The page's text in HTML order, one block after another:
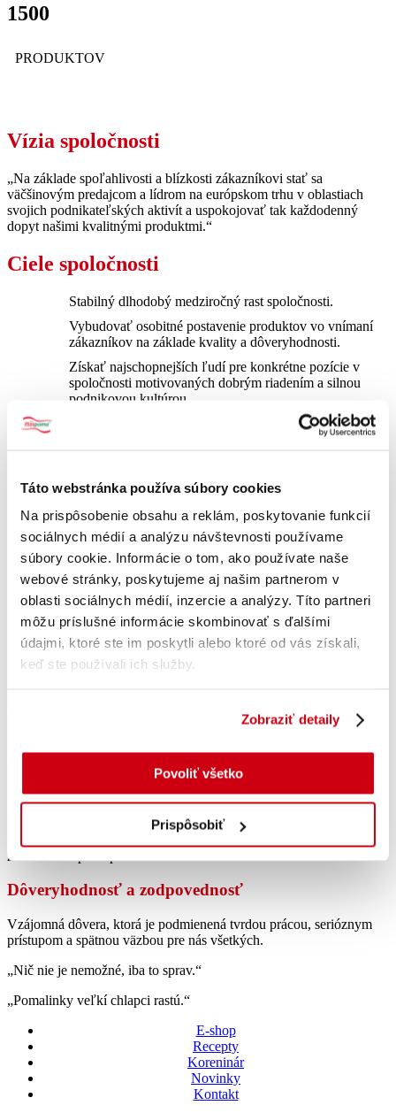
Táto webstránka používa súbory cookies
Na prispôsobenie obsahu a reklám, poskytovanie funkcií
sociálnych médií a analýzu návštevnosti používame
súbory cookie. Informácie o tom, ako používate naše
webové stránky, poskytujeme aj našim partnerom v
oblasti sociálnych médií, inzercie a analýzy. Títo partneri
môžu príslušné informácie skombinovať s ďalšími
údajmi, ktoré ste im poskytli alebo ktoré od vás získali,
keď ste používali ich služby.
Zobraziť detaily
Povoliť všetko
Prispôsobiť
1500
PRODUKTOV
Vízia spoločnosti
„Na základe spoľahlivosti a blízkosti zákazníkovi stať sa
väčšinovým predajcom a lídrom na európskom trhu v oblastiach
svojich podnikateľských aktivít a uspokojovať tak každodenný
dopyt našimi kvalitnými produktmi.“
Ciele spoločnosti
Stabilný dlhodobý medziročný rast spoločnosti.
Vybudovať osobitné postavenie produktov vo vnímaní
zákazníkov na základe kvality a dôveryhodnosti.
Získať najschopnejších ľudí pre konkrétne pozície v
spoločnosti motivovaných dobrým riadením a silnou
podnikovou kultúrou.
Dobré, dlhodobo udržateľné vzťahy s obchodnými
priestore.
Hodnoty spoločnosti
Zákaznícka orientácia, teda zameranie na kvalitu
Pre naplnenie požiadaviek zákazníkov sa snažíme produkovať čo
najkvalitnejšie služby a produkty systémovo riadenými procesmi,
ktoré sú neustále zlepšované v súlade s vonkajším okolím.
Princíp rodiny
pomoci a rozvoja ľudského potenciálu. Z vôle produkovať aj nad
a svojím vlastným.
Efektivita
Hľadanie najúčelnejších, najjednoduchších a najrýchlejších
zachovaním princípu ziskovosti.
Dôveryhodnosť a zodpovednosť
Vzájomná dôvera, ktorá je podmienená tvrdou prácou, serióznym
prístupom a spätnou väzbou pre nás všetkých.
„Nič nie je nemožné, iba to sprav.“
„Pomalinky veľkí chlapci rastú.“
E-shop
Recepty
Koreninár
Novinky
Kontakt